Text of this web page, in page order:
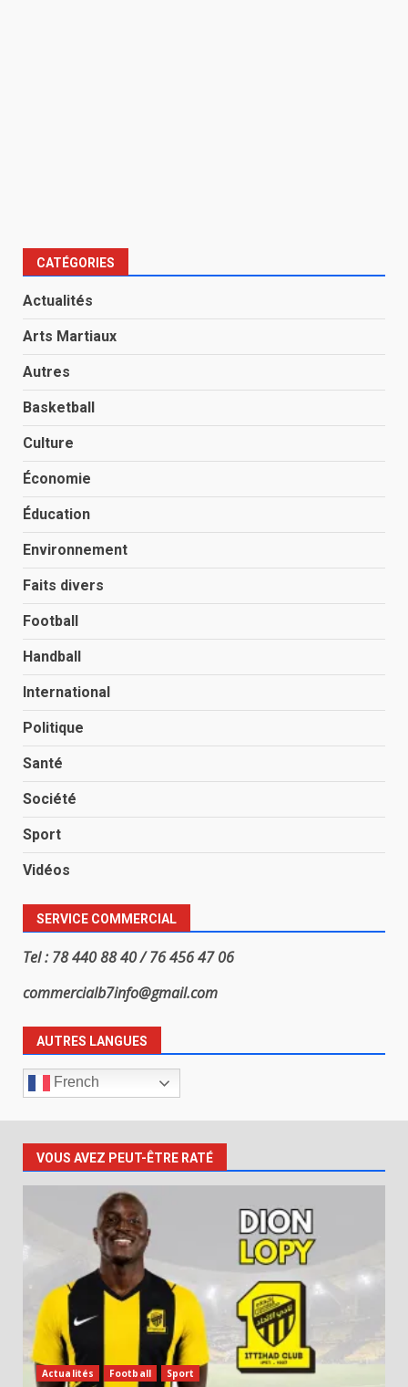
CATÉGORIES
Actualités
Arts Martiaux
Autres
Basketball
Culture
Économie
Éducation
Environnement
Faits divers
Football
Handball
International
Politique
Santé
Société
Sport
Vidéos
SERVICE COMMERCIAL
Tel : 78 440 88 40 / 76 456 47 06
commercialb7info@gmail.com
AUTRES LANGUES
French
VOUS AVEZ PEUT-ÊTRE RATÉ
Actualités Football Sport